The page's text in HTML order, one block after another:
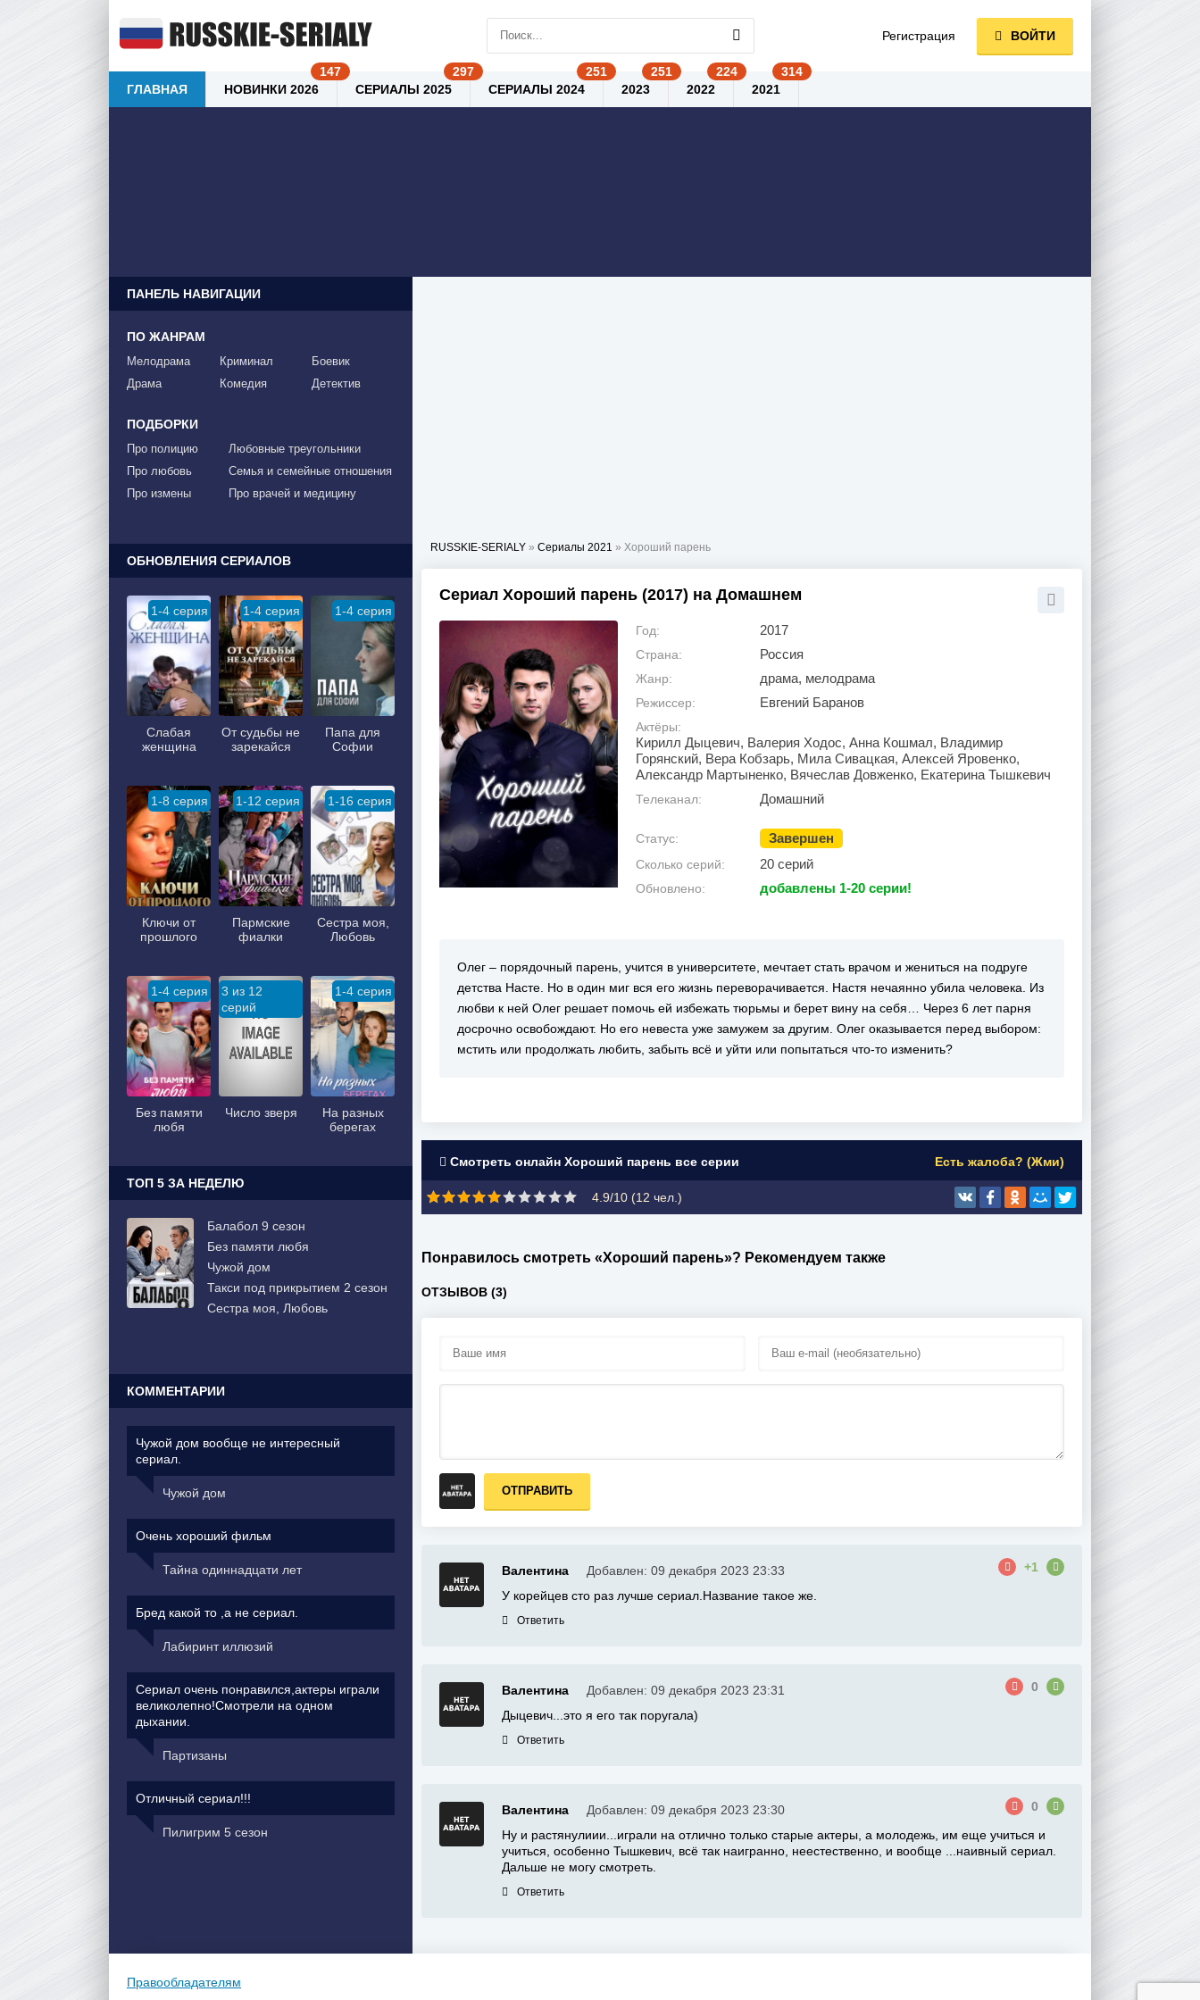
RUSSKIE-SERIALY » Сериалы 2021 » Хороший парень
Сериал Хороший парень (2017) на Домашнем
Год: 2017
Страна: Россия
Жанр: драма, мелодрама
Режиссер: Евгений Баранов
Актёры:
Кирилл Дыцевич, Валерия Ходос, Анна Кошмал, Владимир
Горянский, Вера Кобзарь, Мила Сивацкая, Алексей Яровенко,
Александр Мартыненко, Вячеслав Довженко, Екатерина Тышкевич
Телеканал: Домашний
Статус: Завершен
Сколько серий: 20 серий
Обновлено: добавлены 1-20 серии!
Олег – порядочный парень, учится в университете, мечтает стать врачом и жениться на подруге
детства Насте. Но в один миг вся его жизнь переворачивается. Настя нечаянно убила человека. Из
любви к ней Олег решает помочь ей избежать тюрьмы и берет вину на себя… Через 6 лет парня
досрочно освобождают. Но его невеста уже замужем за другим. Олег оказывается перед выбором:
мстить или продолжать любить, забыть всё и уйти или попытаться что-то изменить?
Смотреть онлайн Хороший парень все серии Есть жалоба? (Жми)
4.9/10 (12 чел.)
Понравилось смотреть «Хороший парень»? Рекомендуем также
ОТЗЫВОВ (3)
ОТПРАВИТЬ
Валентина Добавлен: 09 декабря 2023 23:33
+1
У корейцев сто раз лучше сериал.Название такое же.
Ответить
Валентина Добавлен: 09 декабря 2023 23:31
0
Дыцевич...это я его так поругала)
Ответить
Валентина Добавлен: 09 декабря 2023 23:30
0
Ну и растянулиии...играли на отлично только старые актеры, а молодежь, им еще учиться и
учиться, особенно Тышкевич, всё так наигранно, неестественно, и вообще ...наивный сериал.
Дальше не могу смотреть.
Ответить
ПАНЕЛЬ НАВИГАЦИИ
ПО ЖАНРАМ
Мелодрама
Драма
Криминал
Комедия
Боевик
Детектив
ПОДБОРКИ
Про полицию
Про любовь
Про измены
Любовные треугольники
Семья и семейные отношения
Про врачей и медицину
ОБНОВЛЕНИЯ СЕРИАЛОВ
1-4 серия
Слабая
женщина
1-4 серия
От судьбы не
зарекайся
1-4 серия
Папа для
Софии
1-8 серия
Ключи от
прошлого
1-12 серия
Пармские
фиалки
1-16 серия
Сестра моя,
Любовь
1-4 серия
Без памяти
любя
3 из 12
серий
Число зверя
1-4 серия
На разных
берегах
ТОП 5 ЗА НЕДЕЛЮ
Балабол 9 сезон
Без памяти любя
Чужой дом
Такси под прикрытием 2 сезон
Сестра моя, Любовь
КОММЕНТАРИИ
Чужой дом вообще не интересный
сериал.
Чужой дом
Очень хороший фильм
Тайна одиннадцати лет
Бред какой то ,а не сериал.
Лабиринт иллюзий
Сериал очень понравился,актеры играли
великолепно!Смотрели на одном
дыхании.
Партизаны
Отличный сериал!!!
Пилигрим 5 сезон
Регистрация ВОЙТИ
ГЛАВНАЯ НОВИНКИ 2026 СЕРИАЛЫ 2025 СЕРИАЛЫ 2024 2023 2022 2021
Правообладателям